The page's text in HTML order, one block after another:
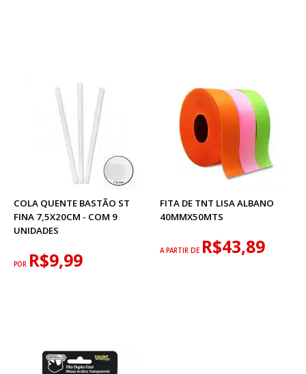
COLA QUENTE BASTÃO ST
FINA 7,5X20CM - COM 9
UNIDADES
POR R$9,99
FITA DE TNT LISA ALBANO
40MMX50MTS
A PARTIR DE R$43,89